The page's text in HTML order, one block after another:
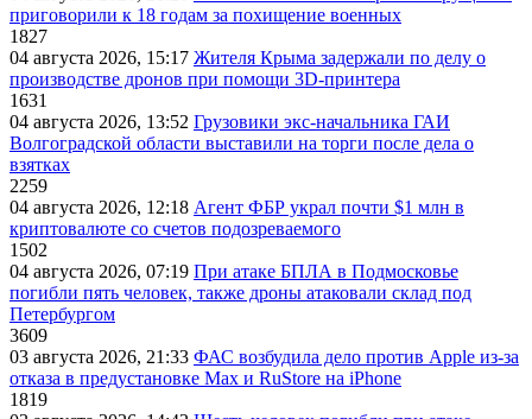
приговорили к 18 годам за похищение военных
1827
04 августа 2026, 15:17 Жителя Крыма задержали по делу о
производстве дронов при помощи 3D‑принтера
1631
04 августа 2026, 13:52 Грузовики экс-начальника ГАИ
Волгоградской области выставили на торги после дела о
взятках
2259
04 августа 2026, 12:18 Агент ФБР украл почти $1 млн в
криптовалюте со счетов подозреваемого
1502
04 августа 2026, 07:19 При атаке БПЛА в Подмосковье
погибли пять человек, также дроны атаковали склад под
Петербургом
3609
03 августа 2026, 21:33 ФАС возбудила дело против Apple из-за
отказа в предустановке Max и RuStore на iPhone
1819